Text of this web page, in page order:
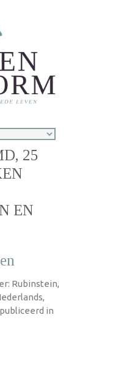
25
EN
Rubinstein,
in